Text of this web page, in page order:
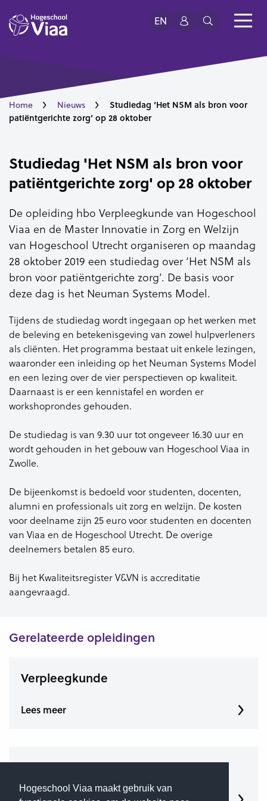
Hogeschool Viaa maakt gebruik van
EN
Home Nieuws
Studiedag ‘Het NSM als bron voor
patiëntgerichte zorg’ op 28 oktober
Studiedag 'Het NSM als bron voor
patiëntgerichte zorg' op 28 oktober
De opleiding hbo Verpleegkunde van Hogeschool
Viaa en de Master Innovatie in Zorg en Welzijn
van Hogeschool Utrecht organiseren op maandag
28 oktober 2019 een studiedag over ‘Het NSM als
bron voor patiëntgerichte zorg’. De basis voor
deze dag is het Neuman Systems Model.
Tijdens de studiedag wordt ingegaan op het werken met
de beleving en betekenisgeving van zowel hulpverleners
als cliënten. Het programma bestaat uit enkele lezingen,
waaronder een inleiding op het Neuman Systems Model
en een lezing over de vier perspectieven op kwaliteit.
Daarnaast is er een kennistafel en worden er
workshoprondes gehouden.
De studiedag is van 9.30 uur tot ongeveer 16.30 uur en
wordt gehouden in het gebouw van Hogeschool Viaa in
Zwolle.
De bijeenkomst is bedoeld voor studenten, docenten,
alumni en professionals uit zorg en welzijn. De kosten
voor deelname zijn 25 euro voor studenten en docenten
van Viaa en de Hogeschool Utrecht. De overige
deelnemers betalen 85 euro.
Bij het Kwaliteitsregister V&VN is accreditatie
aangevraagd.
Gerelateerde opleidingen
Verpleegkunde
Lees meer
Verpleegkunde deeltijd